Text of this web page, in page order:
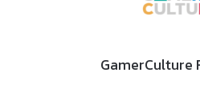
GamerCulture